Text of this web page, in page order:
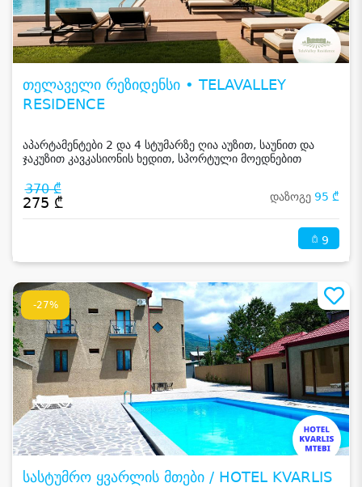
თელაველი რეზიდენსი • TELAVALLEY
RESIDENCE
აპარტამენტები 2 და 4 სტუმარზე ღია აუზით, საუნით და
ჯაკუზით კავკასიონის ხედით, სპორტული მოედნებით
370 ₾
275 ₾ დაზოგე 95 ₾
9
-27%
სასტუმრო ყვარლის მთები / HOTEL KVARLIS